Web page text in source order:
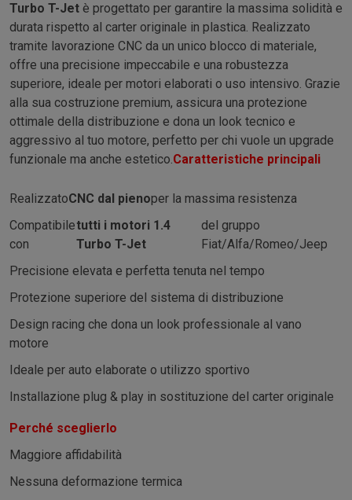
Turbo T-Jet è progettato per garantire la massima solidità e
durata rispetto al carter originale in plastica. Realizzato
tramite lavorazione CNC da un unico blocco di materiale,
offre una precisione impeccabile e una robustezza
superiore, ideale per motori elaborati o uso intensivo. Grazie
alla sua costruzione premium, assicura una protezione
ottimale della distribuzione e dona un look tecnico e
aggressivo al tuo motore, perfetto per chi vuole un upgrade
funzionale ma anche estetico.Caratteristiche principali
RealizzatoCNC dal pienoper la massima resistenza
Compatibile
con
tutti i motori 1.4
Turbo T-Jet
del gruppo
Fiat/Alfa/Romeo/Jeep
Precisione elevata e perfetta tenuta nel tempo
Protezione superiore del sistema di distribuzione
Design racing che dona un look professionale al vano
motore
Ideale per auto elaborate o utilizzo sportivo
Installazione plug & play in sostituzione del carter originale
Perché sceglierlo
Maggiore affidabilità
Nessuna deformazione termica